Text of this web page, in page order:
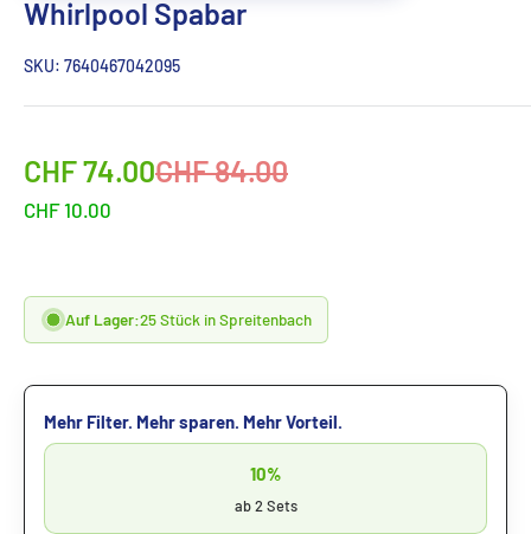
Whirlpool Spabar
SKU: 7640467042095
Sonderpreis
CHF 74.00Normalpreis
CHF 84.00
CHF 10.00
Auf Lager:25 Stück in Spreitenbach
Mehr Filter. Mehr sparen. Mehr Vorteil.
10%
ab 2 Sets